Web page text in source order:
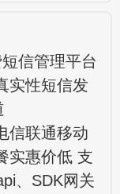
信管理平台
实性短信发
信联通移动
实惠价低 支
、SDK网关